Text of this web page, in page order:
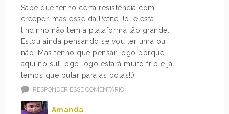
Sabe que tenho certa resistência com
creeper, mas esse da Petite Jolie esta
lindinho não tem a plataforma tão grande.
Estou ainda pensando se vou ter uma ou
não. Mas tenho que pensar logo porque
aqui no sul logo logo estará muito frio e já
temos que pular para as botas!:)
RESPONDER ESSE COMENTÁRIO
Amanda